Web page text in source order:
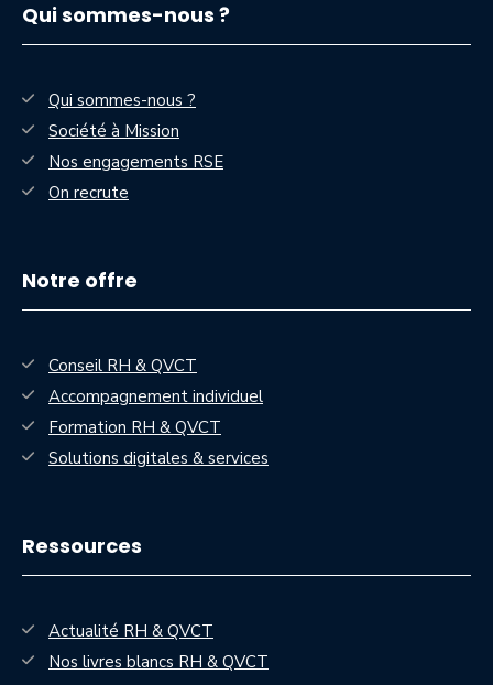
Qui sommes-nous ?
Qui sommes-nous ?
Société à Mission
Nos engagements RSE
On recrute
Notre offre
Conseil RH & QVCT
Accompagnement individuel
Formation RH & QVCT
Solutions digitales & services
Ressources
Actualité RH & QVCT
Nos livres blancs RH & QVCT